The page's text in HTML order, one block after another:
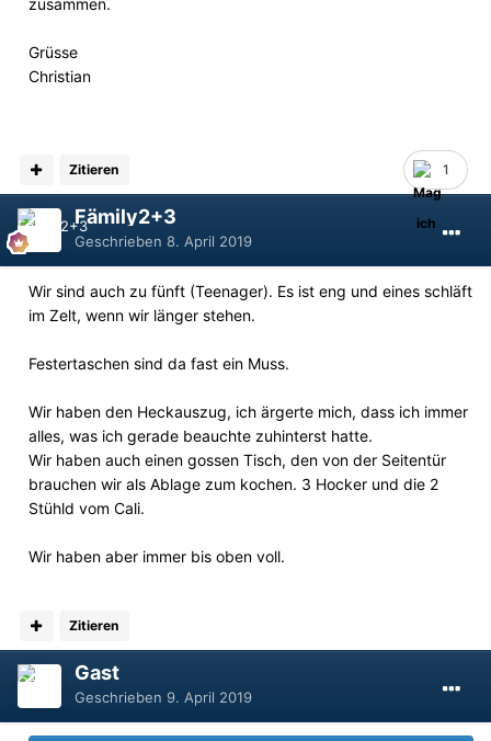
zusammen.
Grüsse
Christian
1
Zitieren
Fämily2+3
Geschrieben 8. April 2019
Wir sind auch zu fünft (Teenager). Es ist eng und eines schläft
im Zelt, wenn wir länger stehen.
Festertaschen sind da fast ein Muss.
Wir haben den Heckauszug, ich ärgerte mich, dass ich immer
alles, was ich gerade beauchte zuhinterst hatte.
Wir haben auch einen gossen Tisch, den von der Seitentür
brauchen wir als Ablage zum kochen. 3 Hocker und die 2
Stühld vom Cali.
Wir haben aber immer bis oben voll.
Zitieren
Gast
Geschrieben 9. April 2019